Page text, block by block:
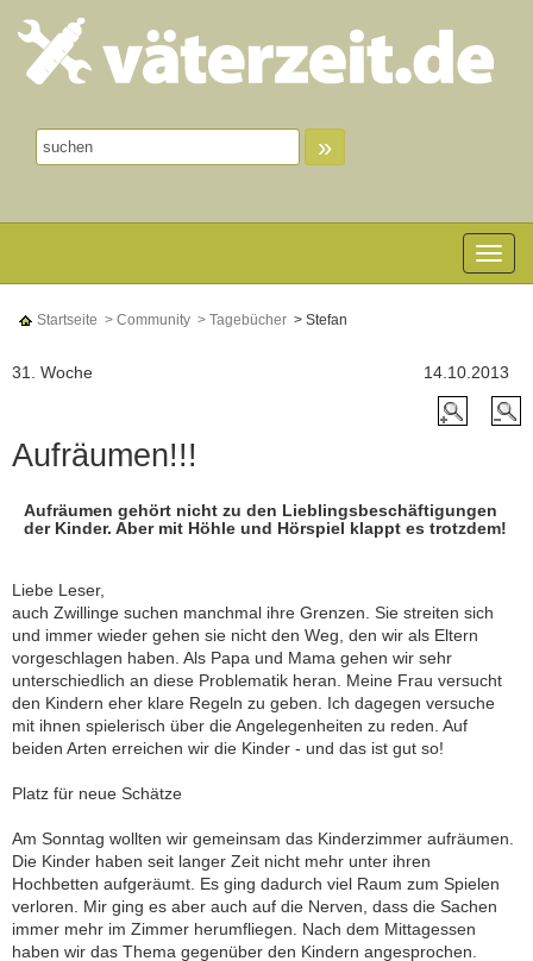
»
Toggle
Startseite > Community > Tagebücher > Stefan
14.10.2013
31. Woche
Aufräumen!!!
Aufräumen gehört nicht zu den Lieblingsbeschäftigungen
der Kinder. Aber mit Höhle und Hörspiel klappt es trotzdem!
Liebe Leser,
auch Zwillinge suchen manchmal ihre Grenzen. Sie streiten sich
und immer wieder gehen sie nicht den Weg, den wir als Eltern
vorgeschlagen haben. Als Papa und Mama gehen wir sehr
unterschiedlich an diese Problematik heran. Meine Frau versucht
den Kindern eher klare Regeln zu geben. Ich dagegen versuche
mit ihnen spielerisch über die Angelegenheiten zu reden. Auf
beiden Arten erreichen wir die Kinder - und das ist gut so!
Platz für neue Schätze
Am Sonntag wollten wir gemeinsam das Kinderzimmer aufräumen.
Die Kinder haben seit langer Zeit nicht mehr unter ihren
Hochbetten aufgeräumt. Es ging dadurch viel Raum zum Spielen
verloren. Mir ging es aber auch auf die Nerven, dass die Sachen
immer mehr im Zimmer herumfliegen. Nach dem Mittagessen
haben wir das Thema gegenüber den Kindern angesprochen.